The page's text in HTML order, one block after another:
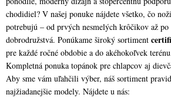
v
k
y
v
ý
p
a
n
i
e
chodidiel? V našej ponuke nájdete všetko, čo
potrebujú – od prvých nesmelých krôčikov až
dobrodružstvá. Ponúkame široký sortiment
pre každé ročné obdobie a do akéhokoľvek
Kompletná ponuka topánok pre chlapcov aj
Aby sme vám uľahčili výber, náš sortiment
najžiadanejšie modely. Nájdete u nás: